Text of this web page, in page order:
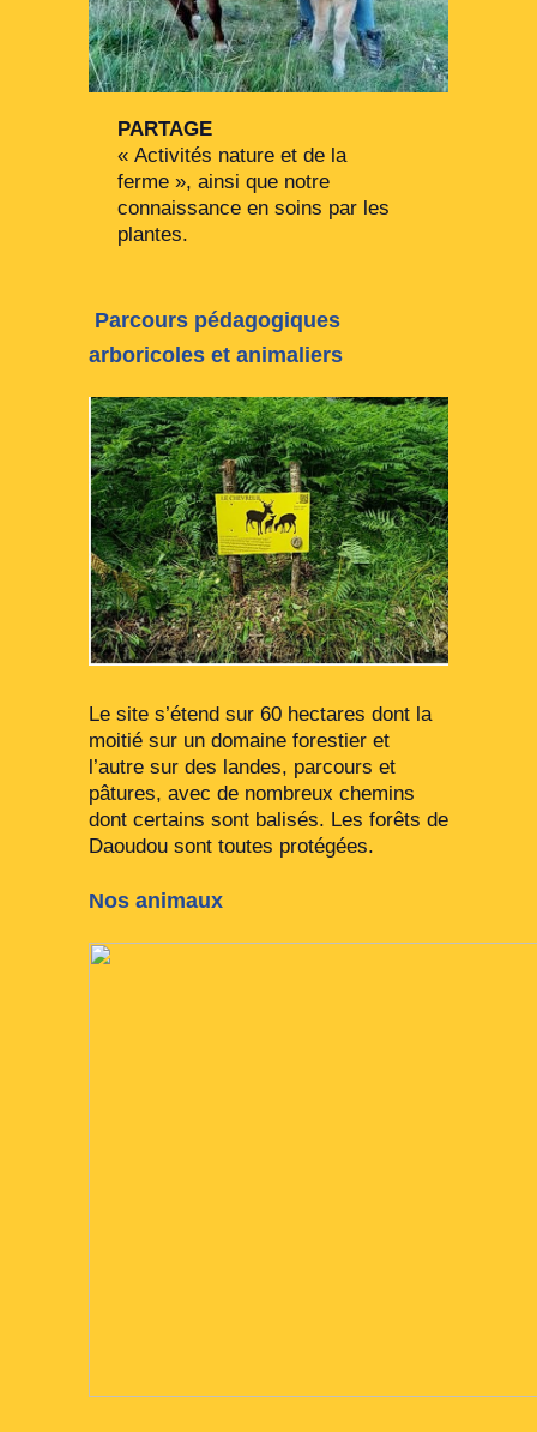
PARTAGE
« Activités nature et de la
ferme », ainsi que notre
connaissance en soins par les
plantes.
Parcours pédagogiques
arboricoles et animaliers
Le site s’étend sur 60 hectares dont la
moitié sur un domaine forestier et
l’autre sur des landes, parcours et
pâtures, avec de nombreux chemins
dont certains sont balisés. Les forêts de
Daoudou sont toutes protégées.
Nos animaux